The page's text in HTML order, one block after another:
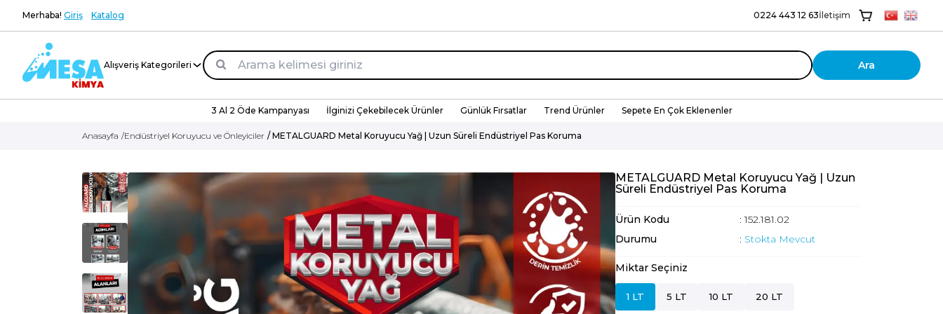
Merhaba! Giriş Katalog 0224 443 12 63İletişim
Alışveriş Kategorileri Ara
3 Al 2 Öde Kampanyası İlginizi Çekebilecek Ürünler Günlük Fırsatlar Trend Ürünler Sepete En Çok Eklenenler
Anasayfa /Endüstriyel Koruyucu ve Önleyiciler / METALGUARD Metal Koruyucu Yağ | Uzun Süreli Endüstriyel Pas Koruma
METALGUARD Metal Koruyucu Yağ | Uzun
Süreli Endüstriyel Pas Koruma
Ürün Kodu
: 152.181.02
Durumu
: Stokta Mevcut
Miktar Seçiniz
1 LT 5 LT 10 LT 20 LT